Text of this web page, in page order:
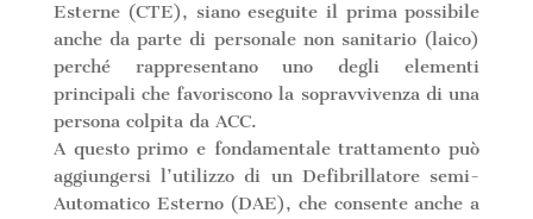
Esterne (CTE), siano eseguite il prima possibile
anche da parte di personale non sanitario (laico)
perché rappresentano uno degli elementi
principali che favoriscono la sopravvivenza di una
persona colpita da ACC.
A questo primo e fondamentale trattamento può
aggiungersi l’utilizzo di un Defibrillatore semi-
Automatico Esterno (DAE), che consente anche a